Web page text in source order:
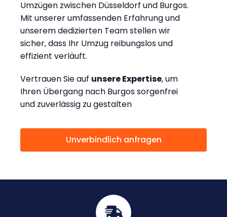
Umzügen zwischen Düsseldorf und Burgos.
Mit unserer umfassenden Erfahrung und
unserem dedizierten Team stellen wir
sicher, dass Ihr Umzug reibungslos und
effizient verläuft.
Vertrauen Sie auf unsere Expertise, um
Ihren Übergang nach Burgos sorgenfrei
und zuverlässig zu gestalten
Unverbindlich anfragen